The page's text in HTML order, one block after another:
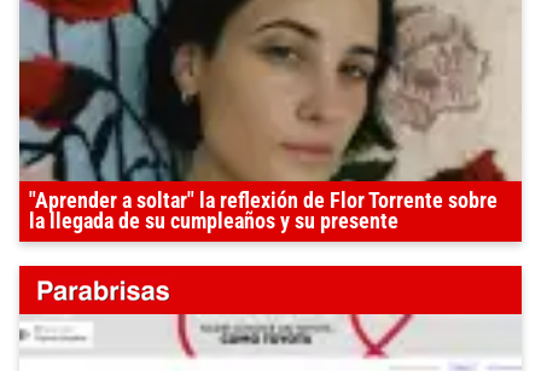
"Aprender a soltar" la reflexión de Flor Torrente sobre
la llegada de su cumpleaños y su presente